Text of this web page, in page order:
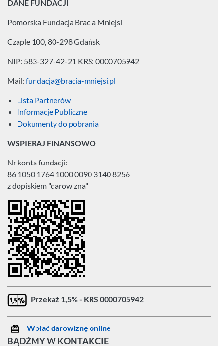
DANE FUNDACJI
Pomorska Fundacja Bracia Mniejsi
Czaple 100, 80-298 Gdańsk
NIP: 583-327-42-21 KRS: 0000705942
Mail: fundacja@bracia-mniejsi.pl
Lista Partnerów
Informacje Publiczne
Dokumenty do pobrania
WSPIERAJ FINANSOWO
Nr konta fundacji:
86 1050 1764 1000 0090 3140 8256
z dopiskiem "darowizna"
Przekaż 1,5% - KRS 0000705942
Wpłać darowiznę online
BĄDŹMY W KONTAKCIE